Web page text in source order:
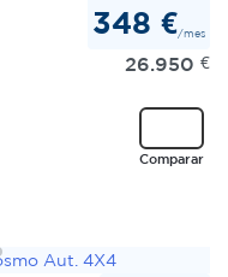
348 €/mes
26.950 €
Comparar